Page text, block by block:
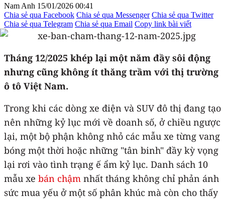
Nam Anh 15/01/2026 00:41
Chia sẻ qua Facebook Chia sẻ qua Messenger Chia sẻ qua Twitter
Chia sẻ qua Telegram Chia sẻ qua Email Copy link bài viết
Tháng 12/2025 khép lại một năm đầy sôi động
nhưng cũng không ít thăng trầm với thị trường
ô tô Việt Nam.
Trong khi các dòng xe điện và SUV đô thị đang tạo
nên những kỷ lục mới về doanh số, ở chiều ngược
lại, một bộ phận không nhỏ các mẫu xe từng vang
bóng một thời hoặc những "tân binh" đầy kỳ vọng
lại rơi vào tình trạng ế ẩm kỷ lục. Danh sách 10
mẫu xe bán chậm nhất tháng không chỉ phản ánh
sức mua yếu ở một số phân khúc mà còn cho thấy